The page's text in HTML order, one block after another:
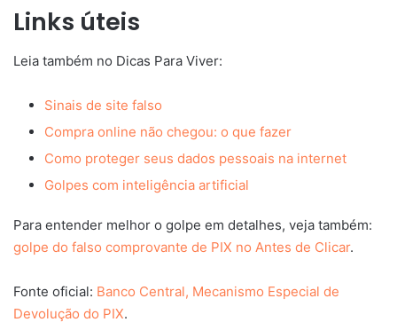
Links úteis
Leia também no Dicas Para Viver:
Sinais de site falso
Compra online não chegou: o que fazer
Como proteger seus dados pessoais na internet
Golpes com inteligência artificial
Para entender melhor o golpe em detalhes, veja também:
golpe do falso comprovante de PIX no Antes de Clicar.
Fonte oficial: Banco Central, Mecanismo Especial de
Devolução do PIX.